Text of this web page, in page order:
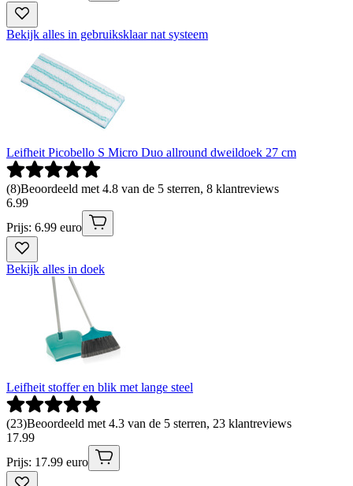
Bekijk alles in gebruiksklaar nat systeem
Leifheit Picobello S Micro Duo allround dweildoek 27 cm
(8)Beoordeeld met 4.8 van de 5 sterren, 8 klantreviews
6.99
Prijs: 6.99 euro
Bekijk alles in doek
Leifheit stoffer en blik met lange steel
(23)Beoordeeld met 4.3 van de 5 sterren, 23 klantreviews
17.99
Prijs: 17.99 euro